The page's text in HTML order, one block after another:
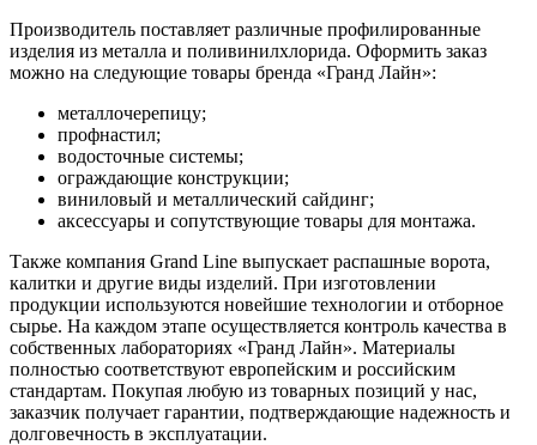
Производитель поставляет различные профилированные
изделия из металла и поливинилхлорида. Оформить заказ
можно на следующие товары бренда «Гранд Лайн»:
металлочерепицу;
профнастил;
водосточные системы;
ограждающие конструкции;
виниловый и металлический сайдинг;
аксессуары и сопутствующие товары для монтажа.
Также компания Grand Line выпускает распашные ворота,
калитки и другие виды изделий. При изготовлении
продукции используются новейшие технологии и отборное
сырье. На каждом этапе осуществляется контроль качества в
собственных лабораториях «Гранд Лайн». Материалы
полностью соответствуют европейским и российским
стандартам. Покупая любую из товарных позиций у нас,
заказчик получает гарантии, подтверждающие надежность и
долговечность в эксплуатации.